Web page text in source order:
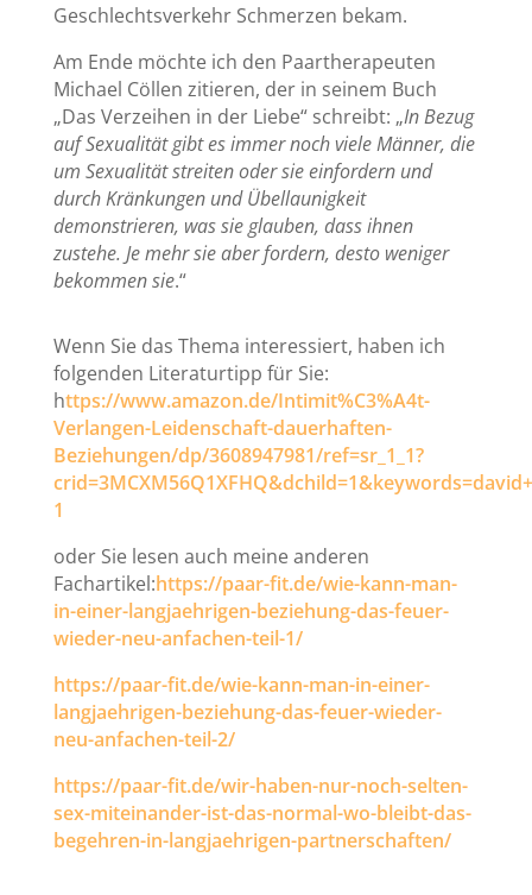
Geschlechtsverkehr Schmerzen bekam.
Am Ende möchte ich den Paartherapeuten
Michael Cöllen zitieren, der in seinem Buch
„Das Verzeihen in der Liebe“ schreibt: „In Bezug
auf Sexualität gibt es immer noch viele Männer, die
um Sexualität streiten oder sie einfordern und
durch Kränkungen und Übellaunigkeit
demonstrieren, was sie glauben, dass ihnen
zustehe. Je mehr sie aber fordern, desto weniger
bekommen sie.“
Wenn Sie das Thema interessiert, haben ich
folgenden Literaturtipp für Sie:
https://www.amazon.de/Intimit%C3%A4t-
Verlangen-Leidenschaft-dauerhaften-
Beziehungen/dp/3608947981/ref=sr_1_1?
1
oder Sie lesen auch meine anderen
Fachartikel:https://paar-fit.de/wie-kann-man-
in-einer-langjaehrigen-beziehung-das-feuer-
wieder-neu-anfachen-teil-1/
https://paar-fit.de/wie-kann-man-in-einer-
langjaehrigen-beziehung-das-feuer-wieder-
neu-anfachen-teil-2/
https://paar-fit.de/wir-haben-nur-noch-selten-
sex-miteinander-ist-das-normal-wo-bleibt-das-
begehren-in-langjaehrigen-partnerschaften/